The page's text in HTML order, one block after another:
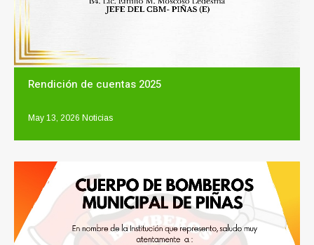
Rendición de cuentas 2025
May 13, 2026 Noticias